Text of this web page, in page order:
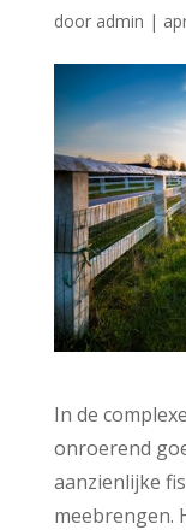
door admin |
In de
onroerend
aanzienlijke
meebrengen.